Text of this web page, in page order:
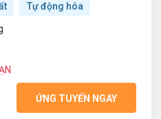
Tự động hóa
ỨNG TUYỂN NGAY